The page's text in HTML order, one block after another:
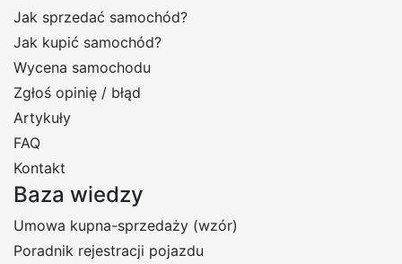
Jak sprzedać samochód?
Jak kupić samochód?
Wycena samochodu
Zgłoś opinię / błąd
Artykuły
FAQ
Kontakt
Baza wiedzy
Umowa kupna-sprzedaży (wzór)
Poradnik rejestracji pojazdu